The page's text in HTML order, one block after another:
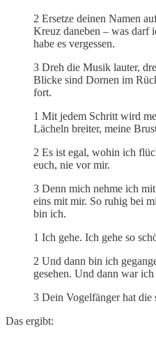
2 Ersetze deinen Namen
Kreuz daneben – was darf
habe es vergessen.
3 Dreh die Musik lauter,
Blicke sind Dornen im
fort.
1 Mit jedem Schritt wird
Lächeln breiter, meine
2 Es ist egal, wohin ich
euch, nie vor mir.
3 Denn mich nehme ich
eins mit mir. So ruhig bei
bin ich.
1 Ich gehe. Ich gehe so
2 Und dann bin ich
gesehen. Und dann war ich
3 Dein Vogelfänger hat die
Das ergibt: